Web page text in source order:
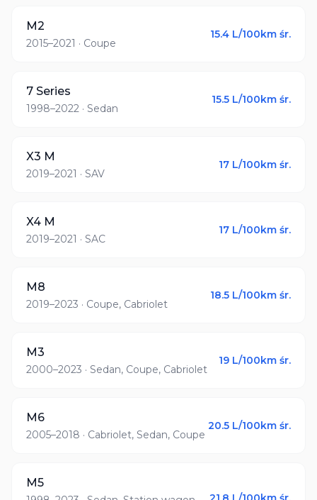
M2
2015–2021 · Coupe
15.4 L/100km śr.
7 Series
1998–2022 · Sedan
15.5 L/100km śr.
X3 M
2019–2021 · SAV
17 L/100km śr.
X4 M
2019–2021 · SAC
17 L/100km śr.
M8
2019–2023 · Coupe, Cabriolet
18.5 L/100km śr.
M3
2000–2023 · Sedan, Coupe, Cabriolet
19 L/100km śr.
M6
2005–2018 · Cabriolet, Sedan, Coupe
20.5 L/100km śr.
M5